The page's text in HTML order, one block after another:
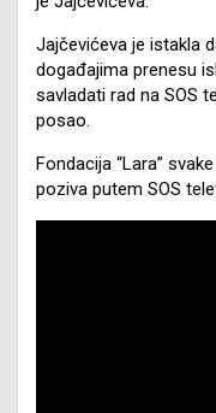
Jajčevićeva je istakla
događajima prenesu
savladati rad na SOS
posao.
Fondacija “Lara”
poziva putem SOS